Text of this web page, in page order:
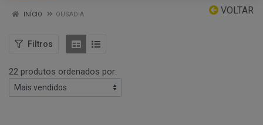
VOLTAR
INÍCIO OUSADIA
Filtros
22 produtos ordenados por: